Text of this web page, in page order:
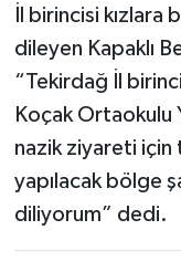
İl birincisi kızlara
dileyen Kapaklı
“Tekirdağ İl
Koçak Ortaokulu
nazik ziyareti için
yapılacak bölge
diliyorum” dedi.